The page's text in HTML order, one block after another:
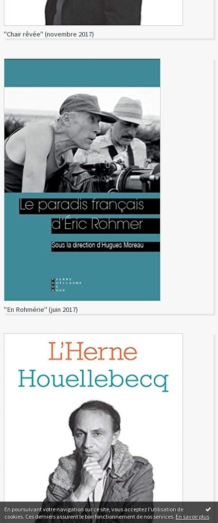
En poursuivant votre navigation sur ce site, vous acceptez l'utilisation de
cookies. Ces derniers assurent le bon fonctionnement de nos services. En savoir plus.
"Chair rêvée" (novembre 2017)
"En Rohmérie" (juin 2017)